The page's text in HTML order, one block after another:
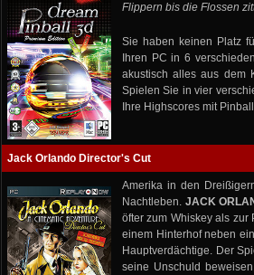
Flippern bis die Flossen
Sie haben keinen Platz
Ihren PC in 6
akustisch alles aus dem
Spielen Sie in vier
Ihre Highscores mit
Jack Orlando Director's Cut
Amerika in den
Nachtleben. JACK
öfter zum Whiskey als zur
einem Hinterhof neben
Hauptverdächtige. Der
seine Unschuld